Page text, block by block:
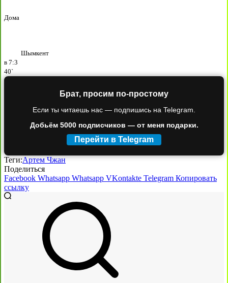
Дома
Шымкент
в 7:3
40`
Брат, просим по-простому
Если ты читаешь нас — подпишись на Telegram.
Добьём 5000 подписчиков — от меня подарки.
Перейти в Telegram
Теги:Артем Чжан
Поделиться
Facebook Whatsapp Whatsapp VKontakte Telegram Копировать
ссылку